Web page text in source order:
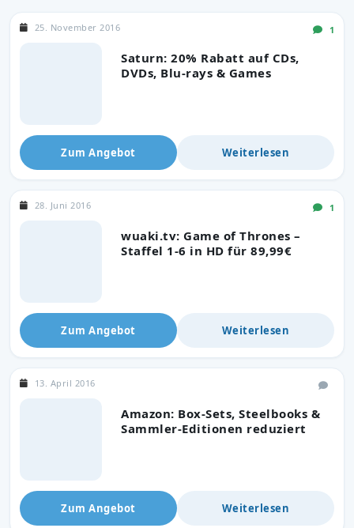
Saturn: 20% Rabatt auf CDs,
DVDs, Blu-rays & Games
25. November 2016 1
Zum Angebot Weiterlesen
wuaki.tv: Game of Thrones –
Staffel 1-6 in HD für 89,99€
28. Juni 2016 1
Zum Angebot Weiterlesen
Amazon: Box-Sets, Steelbooks &
Sammler-Editionen reduziert
13. April 2016
Zum Angebot Weiterlesen